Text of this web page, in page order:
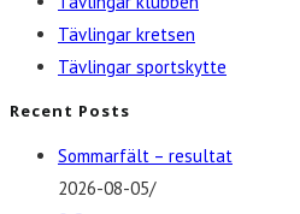
Tävlingar kretsen
Tävlingar sportskytte
Recent Posts
Sommarfält – resultat
2026-08-05/